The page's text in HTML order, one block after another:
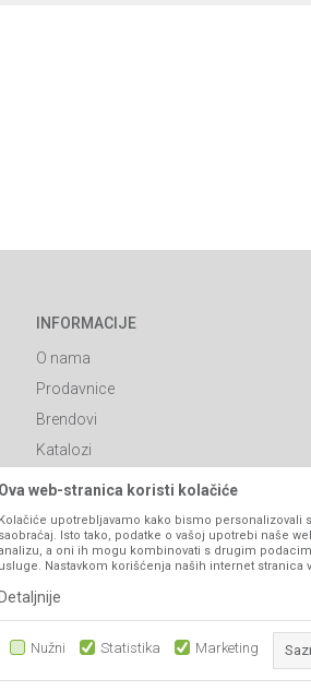
INFORMACIJE
O nama
Prodavnice
Brendovi
Katalozi
Saradnja
Blog
Najčešća pitanja
Kontakt
B2B Portal
Ova web-stranica koristi kolačiće
Kolačiće upotrebljavamo kako bismo
saobraćaj. Isto tako, podatke o vašoj upotrebi naše
a oni ih mogu kombinovati s drugim
usluge. Nastavkom korišćenja naših internet stranica
Detaljnije
Nužni Statistika Marketing